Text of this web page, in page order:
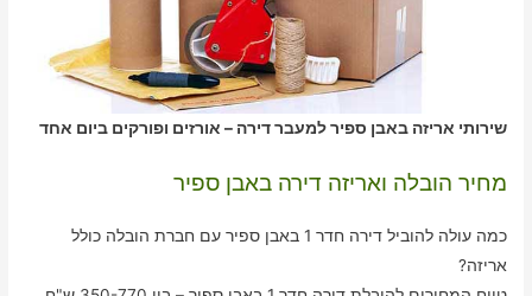
שירותי אריזה באבן ספיר למעבר דירה – אורזים ופורקים ביום אחד
מחיר הובלה ואריזה דירה באבן ספיר
כמה עולה להוביל דירה חדר 1 באבן ספיר עם חברת הובלה כולל
אריזה?